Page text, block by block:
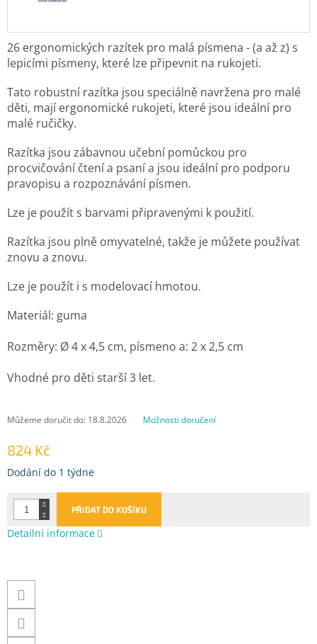
824 Kč
Měrná
Dodání do 1 týdne
Můžeme doručit do: 18.8.2026 Možnosti doručení
PŘIDAT DO KOŠÍKU
26 ergonomických razítek pro malá písmena - (a až z) s
lepicími písmeny, které lze připevnit na rukojeti.
Tato robustní razítka jsou speciálně navržena pro malé
děti, mají ergonomické rukojeti, které jsou ideální pro
malé ručičky.
Razítka jsou zábavnou učební pomůckou pro
procvičování čtení a psaní a jsou ideální pro podporu
pravopisu a rozpoznávání písmen.
Lze je použít s barvami připravenými k použití.
Razítka jsou plně omyvatelné, takže je můžete používat
znovu a znovu.
Lze je použít i s modelovací hmotou.
Materiál: guma
Rozměry: Ø 4 x 4,5 cm, písmeno a: 2 x 2,5 cm
Vhodné pro děti starší 3 let.
Detailní informace